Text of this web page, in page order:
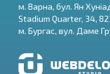
м. Варна, бул. Ян
Stadium Quarter, 34,
м. Бургас, вул. Даме